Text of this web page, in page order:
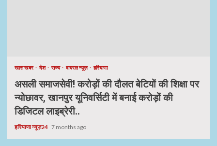
खास खबर देश राज्य वायरल न्यूज़ हरियाणा
असली समाजसेवी! करोड़ों की दौलत बेटियों की शिक्षा पर
न्योछावर, खानपुर यूनिवर्सिटी में बनाई करोड़ों की
डिजिटल लाइब्रेरी..
हरियाणा न्यूज़24 7 months ago